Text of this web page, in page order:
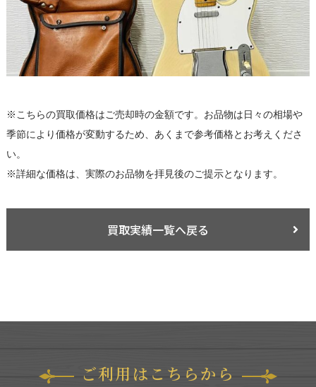
※こちらの買取価格はご売却時の金額です。お品物は日々の相場や
季節により価格が変動するため、あくまで参考価格とお考えくださ
い。
※詳細な価格は、実際のお品物を拝見後のご提示となります。
買取実績一覧へ戻る
ご利用はこちらから